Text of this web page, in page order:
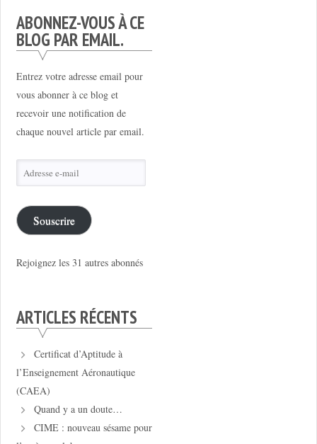
ABONNEZ-VOUS À CE
BLOG PAR EMAIL.
Entrez votre adresse email pour
vous abonner à ce blog et
recevoir une notification de
chaque nouvel article par email.
Adresse
e-
mail
Souscrire
Rejoignez les 31 autres abonnés
ARTICLES RÉCENTS
Certificat d’Aptitude à
l’Enseignement Aéronautique
(CAEA)
Quand y a un doute…
CIME : nouveau sésame pour